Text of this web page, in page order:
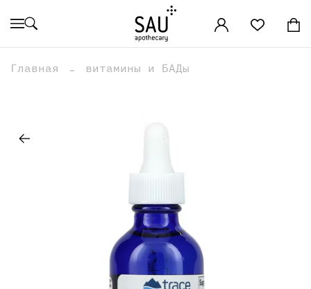
Главная витамины и БАДы